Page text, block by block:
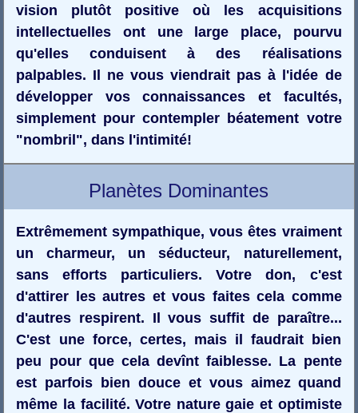
vision plutôt positive où les acquisitions
intellectuelles ont une large place, pourvu
qu'elles conduisent à des réalisations
palpables. Il ne vous viendrait pas à l'idée de
développer vos connaissances et facultés,
simplement pour contempler béatement votre
"nombril", dans l'intimité!
Planètes Dominantes
Extrêmement sympathique, vous êtes vraiment
un charmeur, un séducteur, naturellement,
sans efforts particuliers. Votre don, c'est
d'attirer les autres et vous faites cela comme
d'autres respirent. Il vous suffit de paraître...
C'est une force, certes, mais il faudrait bien
peu pour que cela devînt faiblesse. La pente
est parfois bien douce et vous aimez quand
même la facilité. Votre nature gaie et optimiste